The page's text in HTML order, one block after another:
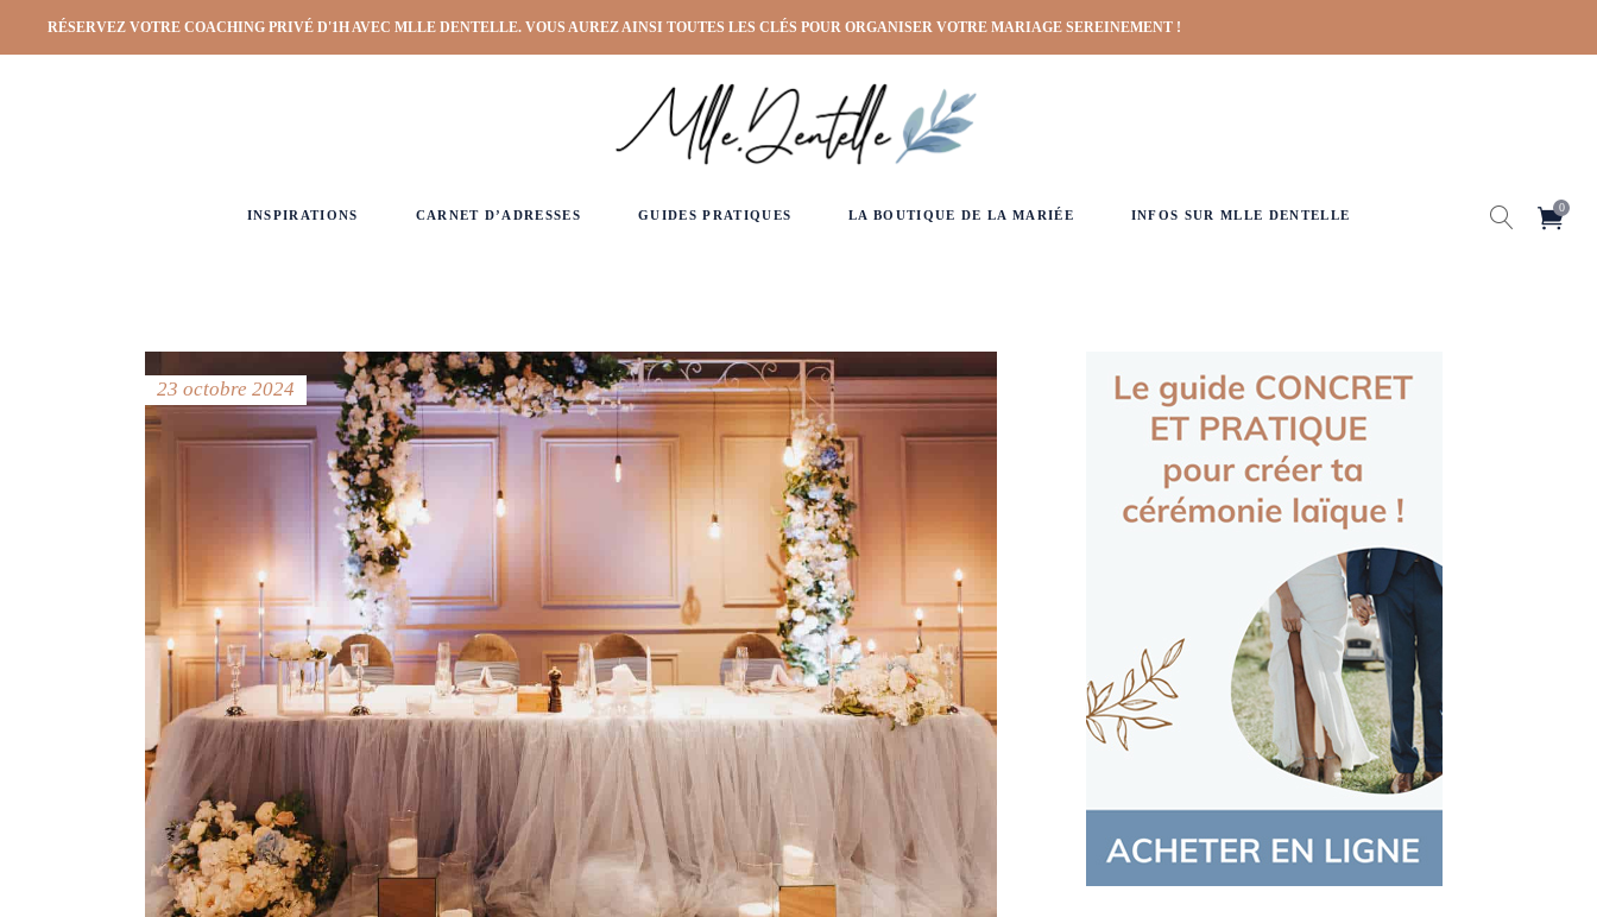
RÉSERVEZ VOTRE COACHING PRIVÉ D'1H AVEC MLLE DENTELLE. VOUS AUREZ AINSI TOUTES LES CLÉS POUR ORGANISER VOTRE MARIAGE SEREINEMENT !
INSPIRATIONS CARNET D’ADRESSES GUIDES PRATIQUES LA BOUTIQUE DE LA MARIÉE INFOS SUR MLLE DENTELLE
0
23 octobre 2024